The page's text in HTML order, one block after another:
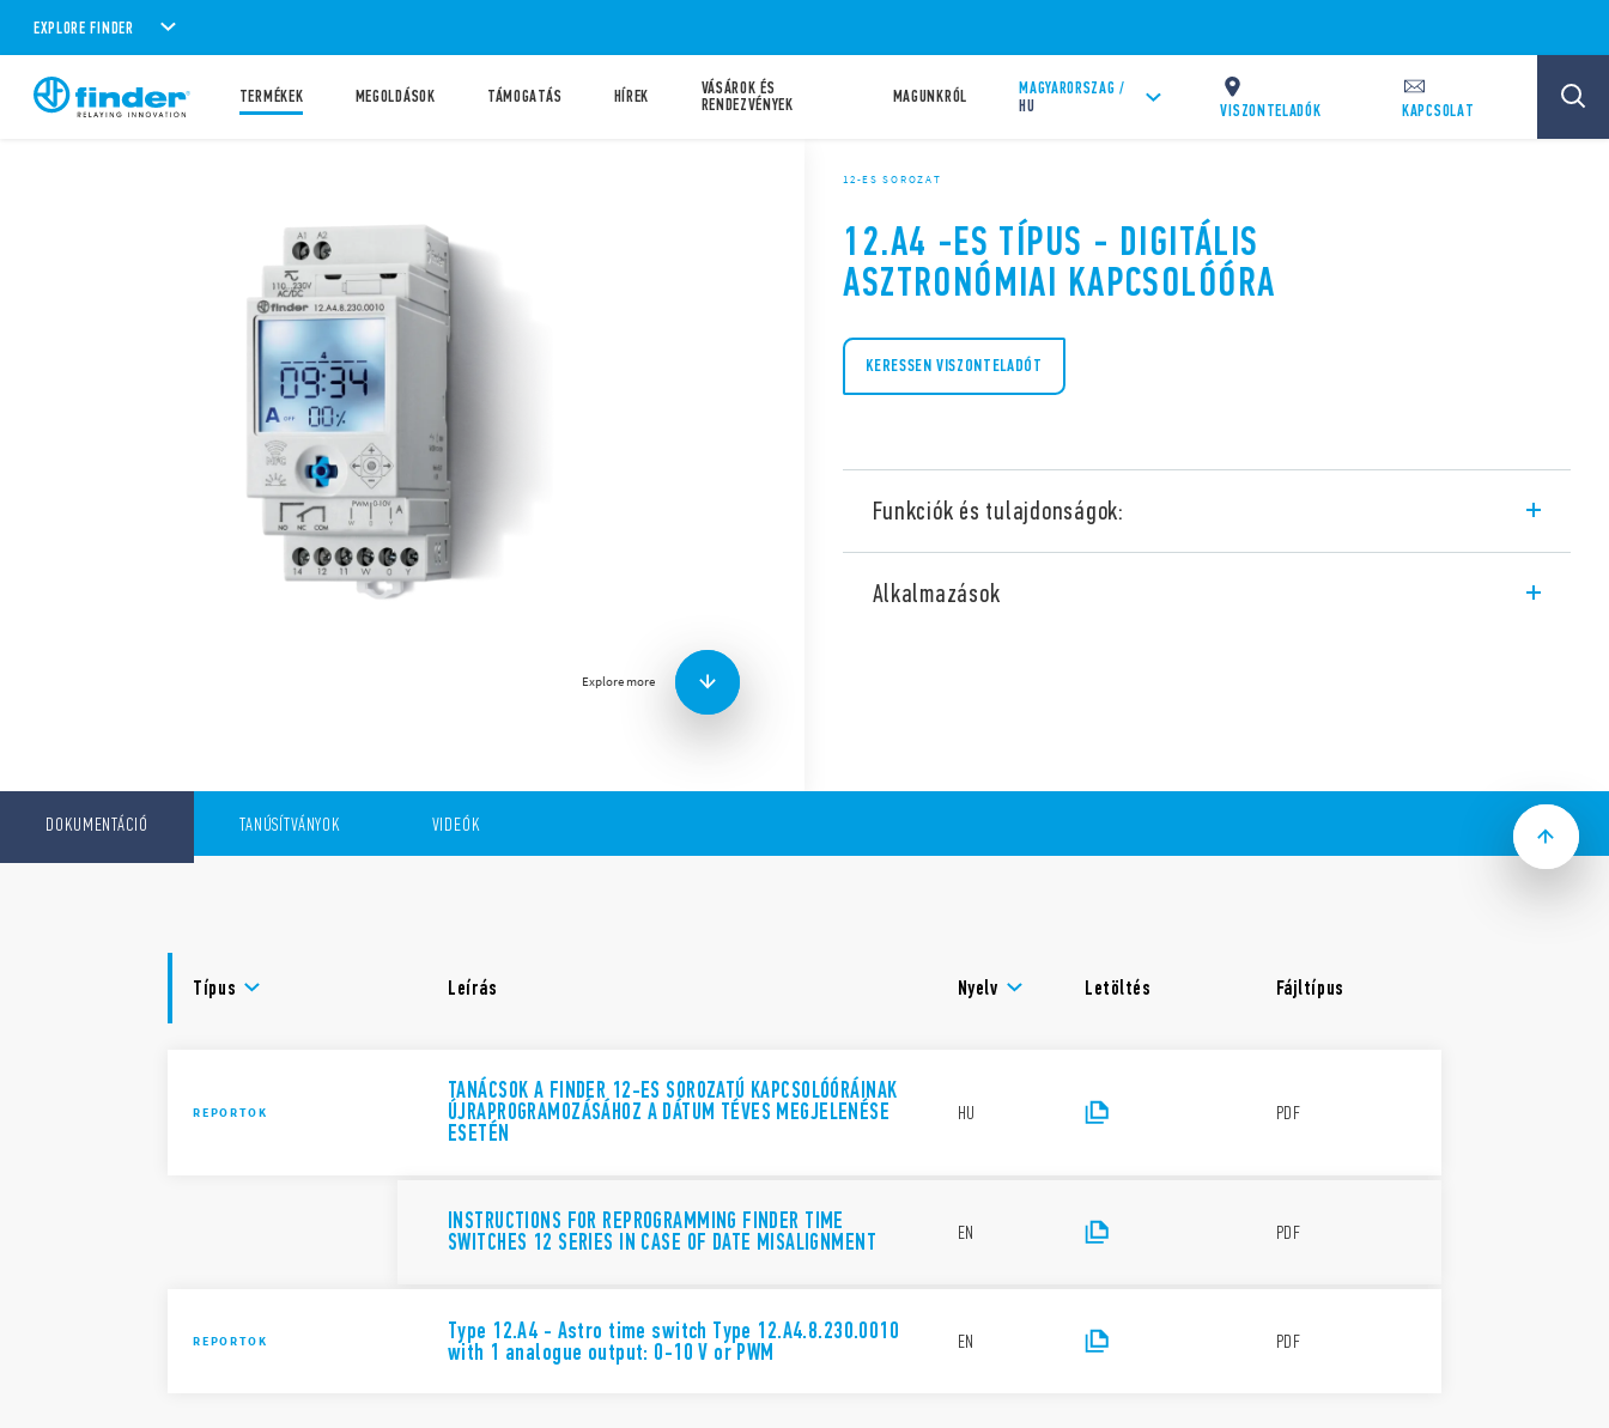
EXPLORE FINDER
TERMÉKEK MEGOLDÁSOK TÁMOGATÁS HÍREK
VÁSÁROK ÉS
RENDEZVÉNYEK
MAGUNKRÓL
MAGYARORSZAG /
HU
VISZONTELADÓK KAPCSOLAT
Explore more
12-ES SOROZAT
12.A4 -ES TÍPUS - DIGITÁLIS
ASZTRONÓMIAI KAPCSOLÓÓRA
KERESSEN VISZONTELADÓT
Funkciók és tulajdonságok:
szabályozható, a kapcsolóóra NFC adatátvitelre képes
Az alkalmazás helye az európai országok többsége esetében
A programozás 4 jegyű PIN kóddal védhető
tápfeszültség kiesése esetére
Biztonsági leválasztás a tápfeszültség és a kimeneti érintkező
Kadmiummentes érintkezőanyag
csatlakoztatott okoseszközei által generált adatok tekintetében. Ha szeretne többet
megtudni a jogairól, az adatok generálásának módjáról, arról, hogy ki férhet hozzájuk,
Alkalmazások
DOKUMENTÁCIÓ TANÚSÍTVÁNYOK VIDEÓK
Típus Leírás Nyelv Letöltés Fájltípus
REPORTOK
TANÁCSOK A FINDER 12-ES SOROZATÚ KAPCSOLÓÓRÁINAK
ÚJRAPROGRAMOZÁSÁHOZ A DÁTUM TÉVES MEGJELENÉSE
ESETÉN
HU PDF
INSTRUCTIONS FOR REPROGRAMMING FINDER TIME
SWITCHES 12 SERIES IN CASE OF DATE MISALIGNMENT EN PDF
REPORTOK Type 12.A4 - Astro time switch Type 12.A4.8.230.0010
with 1 analogue output: 0-10 V or PWM EN PDF